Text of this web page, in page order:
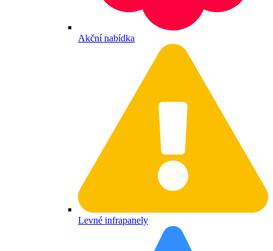
Akční nabídka
Levné infrapanely